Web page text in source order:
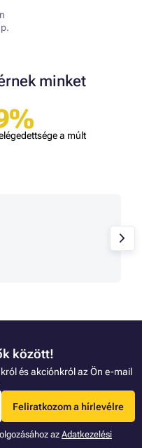
minket
a múlt
között!
és akciónkról az Ön e-mail
Feliratkozom a hírlevélre
az Adatkezelési